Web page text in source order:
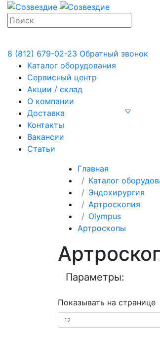
8 (812) 679-02-23 Обратный звонок
Каталог оборудования
Сервисный центр
Акции / склад
О компании
Доставка
Контакты
Вакансии
Статьи
Главная
Каталог
Эндохирургия
Артроскопия
Olympus
Артроскопы
Параметры:
Показывать на странице